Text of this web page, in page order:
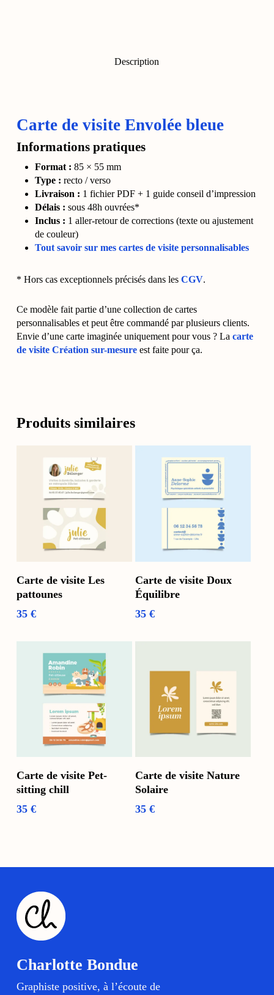
Description
Carte de visite Envolée bleue
Informations pratiques
Format : 85 × 55 mm
Type : recto / verso
Livraison : 1 fichier PDF + 1 guide conseil d’impression
Délais : sous 48h ouvrées*
Inclus : 1 aller-retour de corrections (texte ou ajustement
de couleur)
Tout savoir sur mes cartes de visite personnalisables
* Hors cas exceptionnels précisés dans les CGV.
Ce modèle fait partie d’une collection de cartes
personnalisables et peut être commandé par plusieurs clients.
Envie d’une carte imaginée uniquement pour vous ? La carte
de visite Création sur-mesureest faite pour ça.
Produits similaires
Voir Les Options
Carte de visite Les
pattounes
35 €
Ajouter Au Panier
Carte de visite Doux
Équilibre
35€
Ajouter Au Panier
Carte de visite Pet-
sitting chill
35 €
Ajouter Au Panier
Carte de visite Nature
Solaire
35€
Charlotte Bondue
Graphiste positive, à l’écoute de